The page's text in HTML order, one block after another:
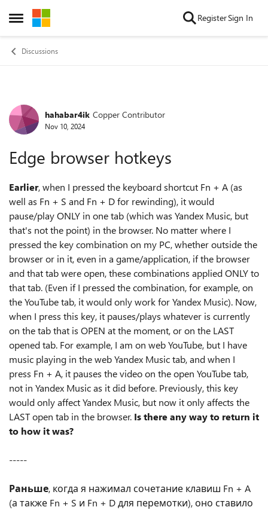
Open Side Menu
Skip to content RegisterSign In
Discussions
Forum Discussion
hahabar4ik Copper Contributor
Nov 10, 2024
Edge browser hotkeys
Earlier, when I pressed the keyboard shortcut Fn + A (as
well as Fn + S and Fn + D for rewinding), it would
pause/play ONLY in one tab (which was Yandex Music, but
that's not the point) in the browser. No matter where I
pressed the key combination on my PC, whether outside the
browser or in it, even in a game/application, if the browser
and that tab were open, these combinations applied ONLY to
that tab. (Even if I pressed the combination, for example, on
the YouTube tab, it would only work for Yandex Music). Now,
when I press this key, it pauses/plays whatever is currently
on the tab that is OPEN at the moment, or on the LAST
opened tab. For example, I am on web YouTube, but I have
music playing in the web Yandex Music tab, and when I
press Fn + A, it pauses the video on the open YouTube tab,
not in Yandex Music as it did before. Previously, this key
would only affect Yandex Music, but now it only affects the
LAST open tab in the browser. Is there any way to return it
to how it was?
-----
Раньше, когда я нажимал сочетание клавиш Fn + A
(а также Fn + S и Fn + D для перемотки), оно ставило